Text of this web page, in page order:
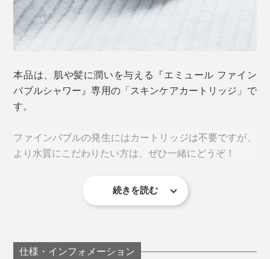
本品は、肌や髪に潤いを与える『エミュール ファイン
バブルシャワー』専用の「スキンケアカートリッジ」で
す。
ファインバブルの発生にはカートリッジは不要ですが、
より水質にこだわりたい方は、ぜひ一緒にどうぞ！
続きを読む
仕様・インフォメーション